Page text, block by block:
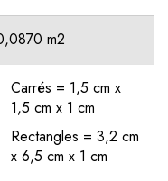
m2
Carrés = 1,5 cm x
1,5 cm x 1 cm
Rectangles = 3,2 cm
x 6,5 cm x 1 cm